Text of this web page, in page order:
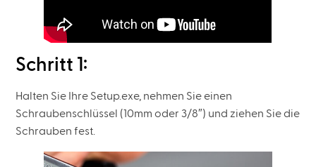
Schritt 1:
Halten Sie Ihre Setup.exe, nehmen Sie einen
Schraubenschlüssel (10mm oder 3/8″) und ziehen Sie die
Schrauben fest.